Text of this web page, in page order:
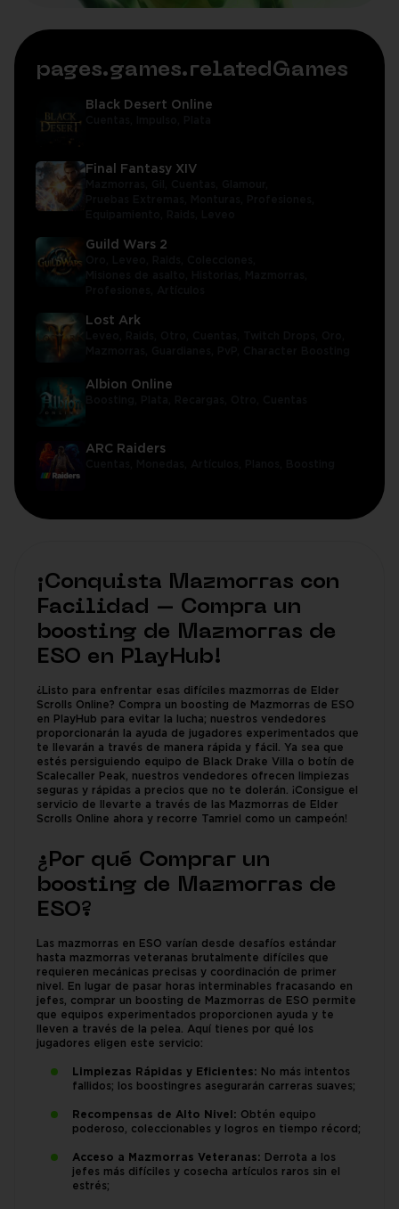
pages.games.relatedGames
Black Desert Online
Final Fantasy XIV
Guild Wars 2
Lost Ark
Albion Online
ARC Raiders
¡Conquista Mazmorras con
Facilidad – Compra un
boosting de Mazmorras de
ESO en PlayHub!
¿Listo para enfrentar esas difíciles mazmorras de Elder
Scrolls Online? Compra un boosting de Mazmorras de ESO
en PlayHub para evitar la lucha; nuestros vendedores
proporcionarán la ayuda de jugadores experimentados que
te llevarán a través de manera rápida y fácil. Ya sea que
estés persiguiendo equipo de Black Drake Villa o botín de
Scalecaller Peak, nuestros vendedores ofrecen limpiezas
seguras y rápidas a precios que no te dolerán. ¡Consigue el
servicio de llevarte a través de las Mazmorras de Elder
Scrolls Online ahora y recorre Tamriel como un campeón!
¿Por qué Comprar un
boosting de Mazmorras de
ESO?
Las mazmorras en ESO varían desde desafíos estándar
hasta mazmorras veteranas brutalmente difíciles que
requieren mecánicas precisas y coordinación de primer
nivel. En lugar de pasar horas interminables fracasando en
jefes, comprar un boosting de Mazmorras de ESO permite
que equipos experimentados proporcionen ayuda y te
lleven a través de la pelea. Aquí tienes por qué los
jugadores eligen este servicio:
Limpiezas Rápidas y Eficientes: No más intentos
fallidos; los boostingres asegurarán carreras suaves;
Recompensas de Alto Nivel: Obtén equipo
poderoso, coleccionables y logros en tiempo récord;
Acceso a Mazmorras Veteranas: Derrota a los
jefes más difíciles y cosecha artículos raros sin el
estrés;